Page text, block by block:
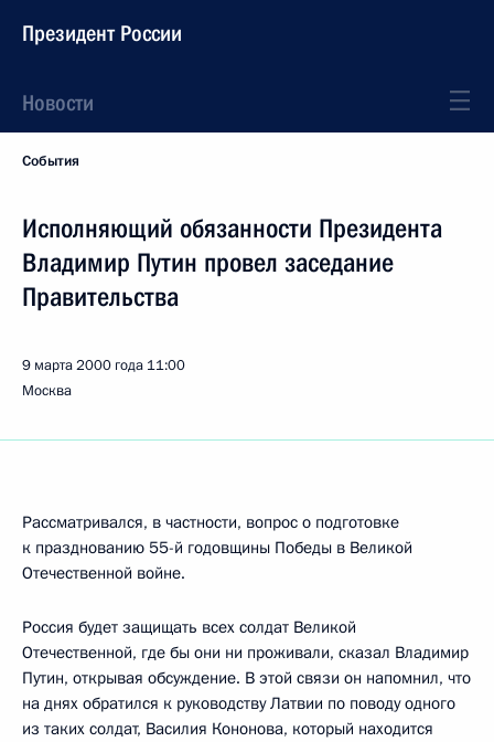
Президент России
Новости
События
Исполняющий обязанности Президента
Владимир Путин провел заседание
Правительства
9 марта 2000 года 11:00
Москва
Рассматривался, в частности, вопрос о подготовке
к празднованию 55-й годовщины Победы в Великой
Отечественной войне.
Россия будет защищать всех солдат Великой
Отечественной, где бы они ни проживали, сказал Владимир
Путин, открывая обсуждение. В этой связи он напомнил, что
на днях обратился к руководству Латвии по поводу одного
из таких солдат, Василия Кононова, который находится